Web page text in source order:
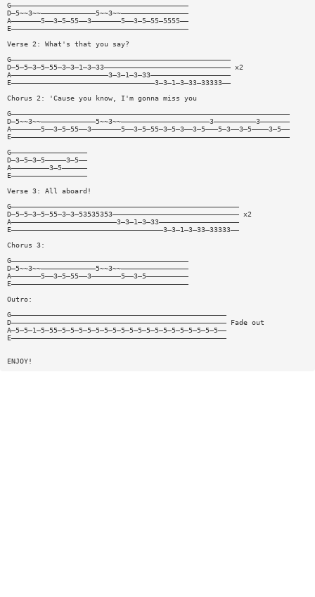
G——————————————————————————————————————————
D—5~~3~~—————————————5~~3~~————————————————
A———————5——3—5—55——3———————5——3—5—55—5555——
E——————————————————————————————————————————
Verse 2: What's that you say?
G————————————————————————————————————————————————————
D—5—5—3—5—55—3—3—1—3—33—————————————————————————————— x2
A———————————————————————3—3—1—3—33———————————————————
E——————————————————————————————————3—3—1—3—33—33333——
Chorus 2: 'Cause you know, I'm gonna miss you
G——————————————————————————————————————————————————————————————————
D—5~~3~~—————————————5~~3~~—————————————————————3——————————3———————
A———————5——3—5—55——3———————5——3—5—55—3—5—3——3—5———5—3——3—5————3—5——
E——————————————————————————————————————————————————————————————————
G——————————————————
D—3—5—3—5—————3—5——
A—————————3—5——————
E——————————————————
Verse 3: All aboard!
G——————————————————————————————————————————————————————
D—5—5—3—5—55—3—3—53535353—————————————————————————————— x2
A—————————————————————————3—3—1—3—33———————————————————
E————————————————————————————————————3—3—1—3—33—33333——
Chorus 3:
G——————————————————————————————————————————
D—5~~3~~—————————————5~~3~~————————————————
A———————5——3—5—55——3———————5——3—5——————————
E——————————————————————————————————————————
Outro:
G———————————————————————————————————————————————————
D——————————————————————————————————————————————————— Fade out
A—5—5—1—5—55—5—5—5—5—5—5—5—5—5—5—5—5—5—5—5—5—5—5—5——
E———————————————————————————————————————————————————
ENJOY!